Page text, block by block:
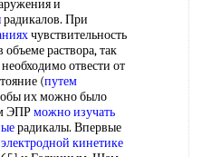
и
радикалов. При
чувствительность
раствора, так
отвести от
(путем
их можно было
ЭПРможно изучать
радикалы. Впервые
электродной кинетике